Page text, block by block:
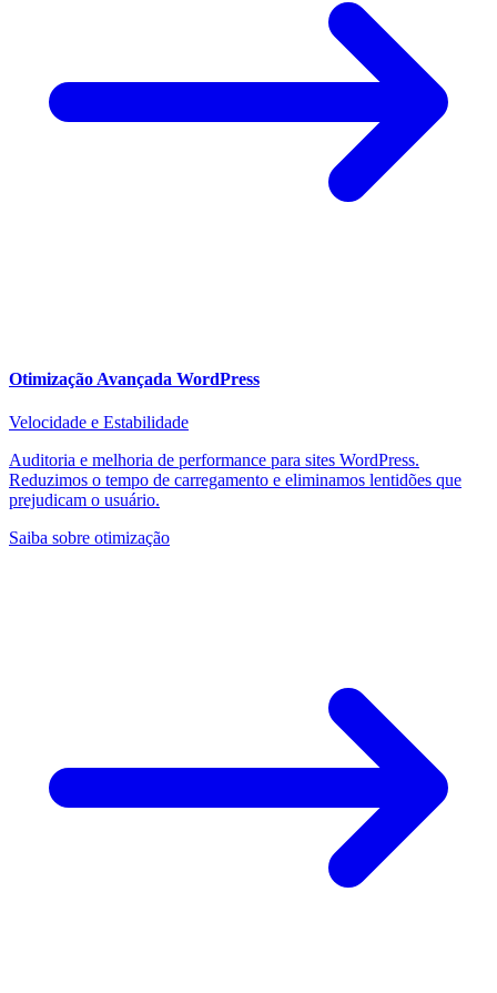
Otimização Avançada WordPress
Velocidade e Estabilidade
Auditoria e melhoria de performance para sites WordPress.
Reduzimos o tempo de carregamento e eliminamos lentidões que
prejudicam o usuário.
Saiba sobre otimização